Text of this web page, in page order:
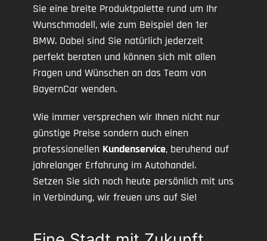
Sie eine breite Produktpalette rund um Ihr
Wunschmodell, wie zum Beispiel den 1er
BMW. Dabei sind Sie natürlich jederzeit
perfekt beraten und können sich mit allen
Fragen und Wünschen an das Team von
BayernCar wenden.
Wie immer versprechen wir Ihnen nicht nur
günstige Preise sondern auch einen
professionellen Kundenservice, beruhend auf
jahrelanger Erfahrung im Autohandel.
Setzen Sie sich noch heute persönlich mit uns
in Verbindung, wir freuen uns auf Sie!